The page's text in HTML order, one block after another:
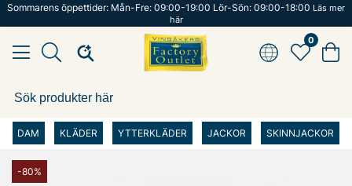
Sommarens öppettider: Mån-Fre: 09:00-19:00 Lör-Sön: 09:00-18:00 Läs mer
här
0
DAM KLÄDER YTTERKLÄDER JACKOR SKINNJACKOR
-80%